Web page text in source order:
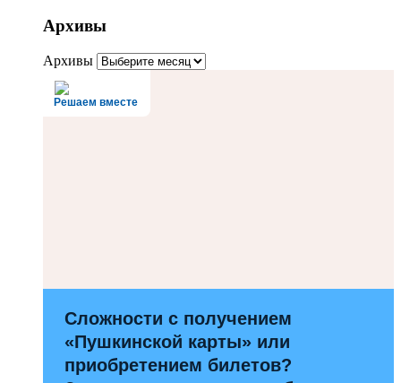
Архивы
Архивы
Решаем вместе
Сложности с получением
«Пушкинской карты» или
приобретением билетов?